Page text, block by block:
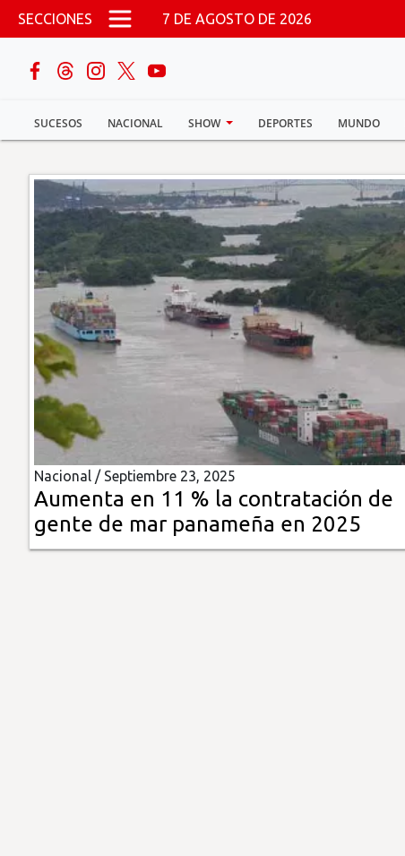
Pasar al contenido principal
SECCIONES 7 DE AGOSTO DE 2026
SUCESOS NACIONAL SHOW DEPORTES MUNDO
buscar
Sucesos
Nacional
Política
Show
Deportes
Mundo
Insólitas
Multimedia
Impreso
Nacional / Septiembre 23, 2025
Aumenta en 11 % la contratación de
gente de mar panameña en 2025